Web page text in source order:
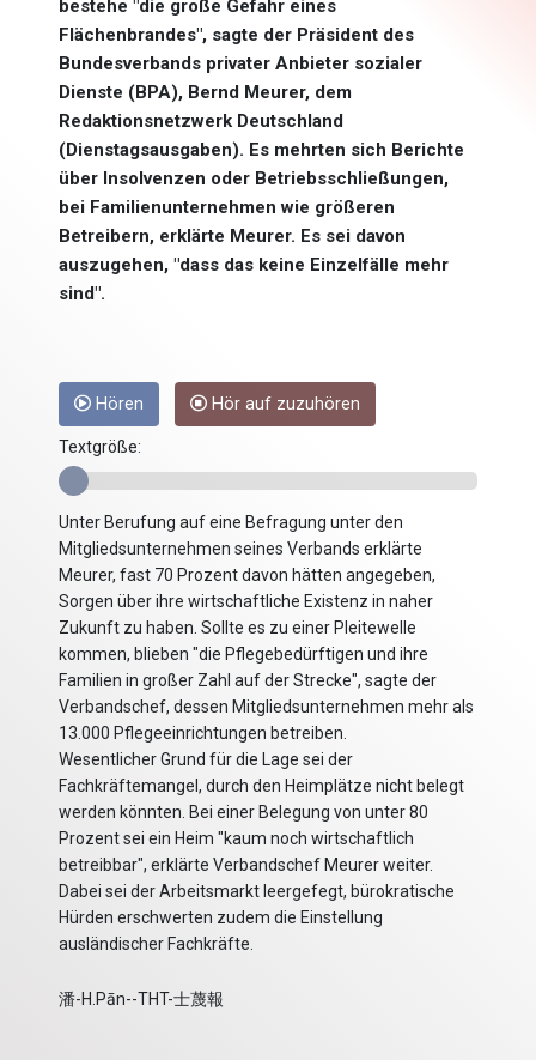
bestehe "die große Gefahr eines
Flächenbrandes", sagte der Präsident des
Bundesverbands privater Anbieter sozialer
Dienste (BPA), Bernd Meurer, dem
Redaktionsnetzwerk Deutschland
(Dienstagsausgaben). Es mehrten sich Berichte
über Insolvenzen oder Betriebsschließungen,
bei Familienunternehmen wie größeren
Betreibern, erklärte Meurer. Es sei davon
auszugehen, "dass das keine Einzelfälle mehr
sind".
Hören Hör auf zuzuhören
Textgröße:
Unter Berufung auf eine Befragung unter den
Mitgliedsunternehmen seines Verbands erklärte
Meurer, fast 70 Prozent davon hätten angegeben,
Sorgen über ihre wirtschaftliche Existenz in naher
Zukunft zu haben. Sollte es zu einer Pleitewelle
kommen, blieben "die Pflegebedürftigen und ihre
Familien in großer Zahl auf der Strecke", sagte der
Verbandschef, dessen Mitgliedsunternehmen mehr als
13.000 Pflegeeinrichtungen betreiben.
Wesentlicher Grund für die Lage sei der
Fachkräftemangel, durch den Heimplätze nicht belegt
werden könnten. Bei einer Belegung von unter 80
Prozent sei ein Heim "kaum noch wirtschaftlich
betreibbar", erklärte Verbandschef Meurer weiter.
Dabei sei der Arbeitsmarkt leergefegt, bürokratische
Hürden erschwerten zudem die Einstellung
ausländischer Fachkräfte.
潘-H.Pān--THT-士蔑報